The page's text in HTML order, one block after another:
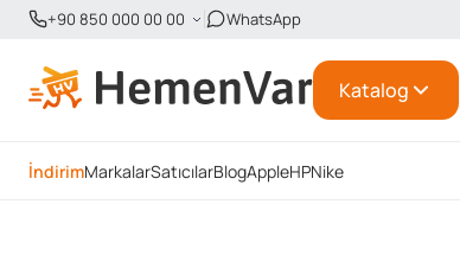
+90 850 000 00 00 WhatsApp
Katalog
İndirimMarkalarSatıcılarBlogAppleHPNike